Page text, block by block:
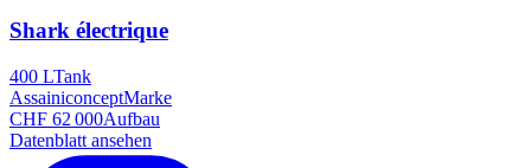
Shark électrique
400 LTank
AssainiconceptMarke
CHF 62 000Aufbau
Datenblatt ansehen